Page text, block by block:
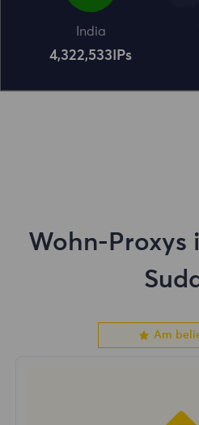
India
4,322,534 IPs
Wohn-Proxys
Am